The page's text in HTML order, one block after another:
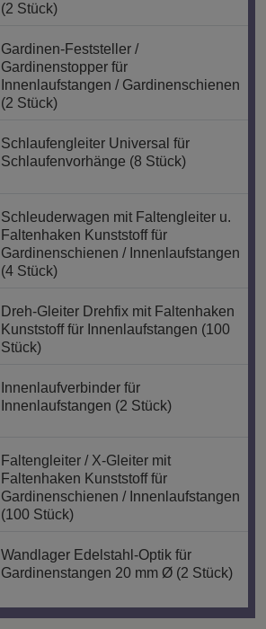
(2 Stück)
Gardinen-Feststeller /
Gardinenstopper für
Innenlaufstangen / Gardinenschienen
(2 Stück)
Schlaufengleiter Universal für
Schlaufenvorhänge (8 Stück)
Schleuderwagen mit Faltengleiter u.
Faltenhaken Kunststoff für
Gardinenschienen / Innenlaufstangen
(4 Stück)
Dreh-Gleiter Drehfix mit Faltenhaken
Kunststoff für Innenlaufstangen (100
Stück)
Innenlaufverbinder für
Innenlaufstangen (2 Stück)
Faltengleiter / X-Gleiter mit
Faltenhaken Kunststoff für
Gardinenschienen / Innenlaufstangen
(100 Stück)
Wandlager Edelstahl-Optik für
Gardinenstangen 20 mm Ø (2 Stück)